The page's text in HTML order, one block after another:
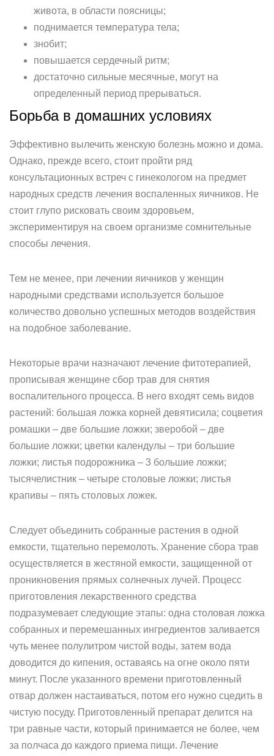
живота, в области поясницы;
поднимается температура тела;
знобит;
повышается сердечный ритм;
достаточно сильные месячные, могут на
определенный период прерываться.
Борьба в домашних условиях
Эффективно вылечить женскую болезнь можно и дома.
Однако, прежде всего, стоит пройти ряд
консультационных встреч с гинекологом на предмет
народных средств лечения воспаленных яичников. Не
стоит глупо рисковать своим здоровьем,
экспериментируя на своем организме сомнительные
способы лечения.
Тем не менее, при лечении яичников у женщин
народными средствами используется большое
количество довольно успешных методов воздействия
на подобное заболевание.
Некоторые врачи назначают лечение фитотерапией,
прописывая женщине сбор трав для снятия
воспалительного процесса. В него входят семь видов
растений: большая ложка корней девятисила; соцветия
ромашки – две большие ложки; зверобой – две
большие ложки; цветки календулы – три большие
ложки; листья подорожника – 3 большие ложки;
тысячелистник – четыре столовые ложки; листья
крапивы – пять столовых ложек.
Следует объединить собранные растения в одной
емкости, тщательно перемолоть. Хранение сбора трав
осуществляется в жестяной емкости, защищенной от
проникновения прямых солнечных лучей. Процесс
приготовления лекарственного средства
подразумевает следующие этапы: одна столовая ложка
собранных и перемешанных ингредиентов заливается
чуть менее полулитром чистой воды, затем вода
доводится до кипения, оставаясь на огне около пяти
минут. После указанного времени приготовленный
отвар должен настаиваться, потом его нужно сцедить в
чистую посуду. Приготовленный препарат делится на
три равные части, который принимается не более, чем
за полчаса до каждого приема пищи. Лечение